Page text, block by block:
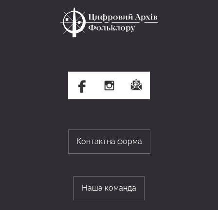
Контактна форма
Наша команда